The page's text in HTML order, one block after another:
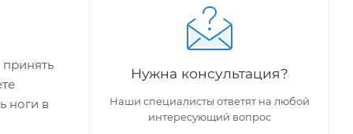
принять
ноги в
Нужна консультация?
Наши специалисты ответят на любой
интересующий вопрос